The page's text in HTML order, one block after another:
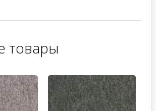
товары